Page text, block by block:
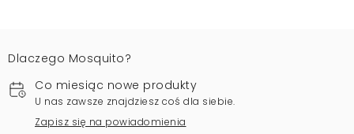
Dlaczego Mosquito?
Co miesiąc nowe produkty
U nas zawsze znajdziesz coś dla siebie.
Zapisz się na powiadomienia